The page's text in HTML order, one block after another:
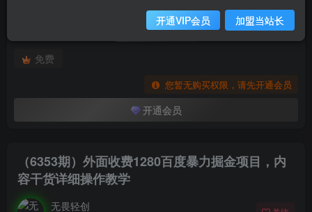
此内容为付费阅读，请付费后查看
会员专属资源
免费
您暂无购买权限，请先开通会员
开通会员
（6353期）外面收费1280百度暴力掘金项目，内
容干货详细操作教学
无畏轻创
开通VIP会员 加盟当站长